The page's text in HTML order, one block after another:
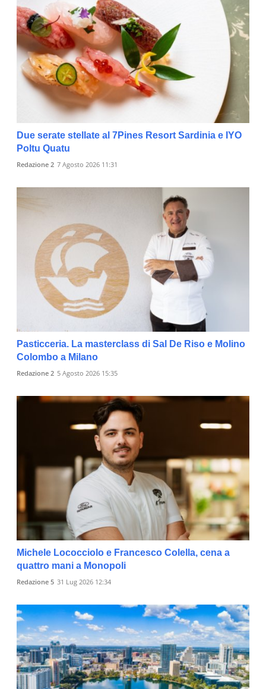
Due serate stellate al 7Pines Resort Sardinia e IYO
Poltu Quatu
Redazione 2 7 Agosto 2026 11:31
Pasticceria. La masterclass di Sal De Riso e Molino
Colombo a Milano
Redazione 2 5 Agosto 2026 15:35
Michele Lococciolo e Francesco Colella, cena a
quattro mani a Monopoli
Redazione 5 31 Lug 2026 12:34